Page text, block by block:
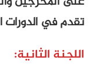
الخاصة